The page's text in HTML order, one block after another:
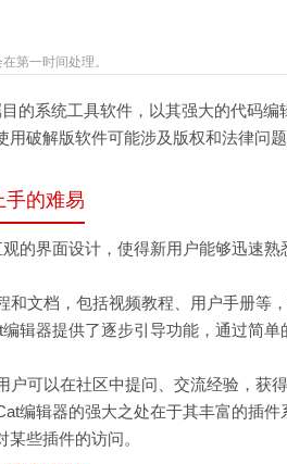
第一时间处理。
的系统工具软件，以其强大的代码
破解版软件可能涉及版权和法律问
手的难易
的界面设计，使得新用户能够迅速
和文档，包括视频教程、用户手册等
辑器提供了逐步引导功能，通过简
户可以在社区中提问、交流经验，获
编辑器的强大之处在于其丰富的插
些插件的访问。